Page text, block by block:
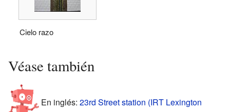
Cielo razo
Véase también
En inglés: 23rd Street station (IRT Lexington